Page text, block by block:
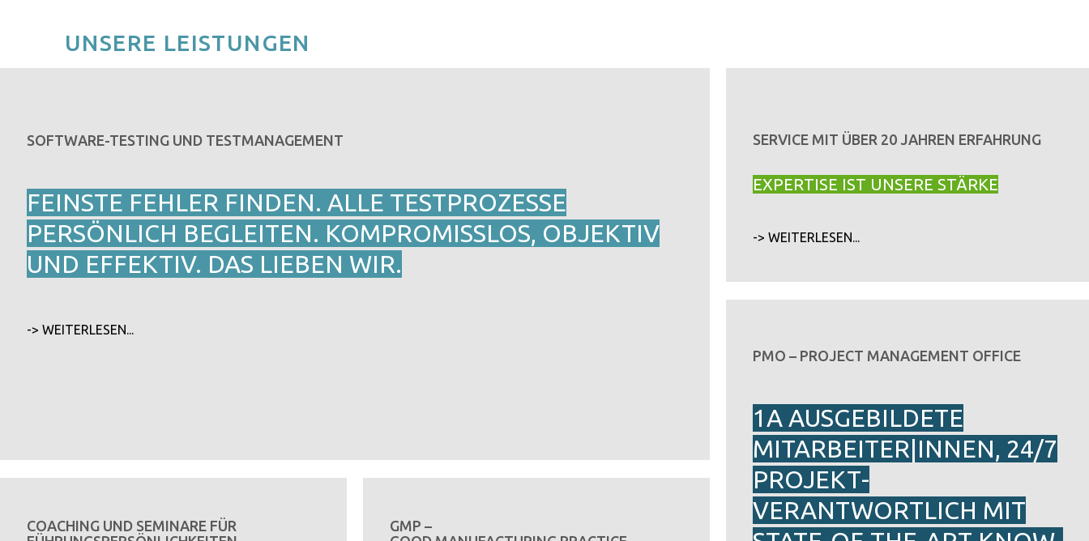
UNSERE LEISTUNGEN
SOFTWARE-TESTING UND TESTMANAGEMENT
FEINSTE FEHLER FINDEN. ALLE TESTPROZESSE
PERSÖNLICH BEGLEITEN. KOMPROMISSLOS, OBJEKTIV
UND EFFEKTIV. DAS LIEBEN WIR.
-> WEITERLESEN...
SERVICE MIT ÜBER 20 JAHREN ERFAHRUNG
EXPERTISE IST UNSERE STÄRKE
-> WEITERLESEN...
COACHING UND SEMINARE FÜR
GMP –
PMO – PROJECT MANAGEMENT OFFICE
1A AUSGEBILDETE
MITARBEITER|INNEN, 24/7
PROJEKT­
VERANTWORTLICH MIT